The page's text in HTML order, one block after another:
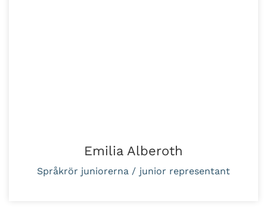
Emilia Alberoth
Språkrör juniorerna / junior representant